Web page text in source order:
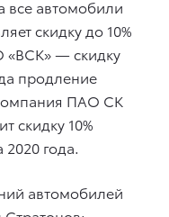
автомобили
скидку до 10%
«ВСК» — скидку
продление
ПАО СК
скидку 10%
года.
автомобилей